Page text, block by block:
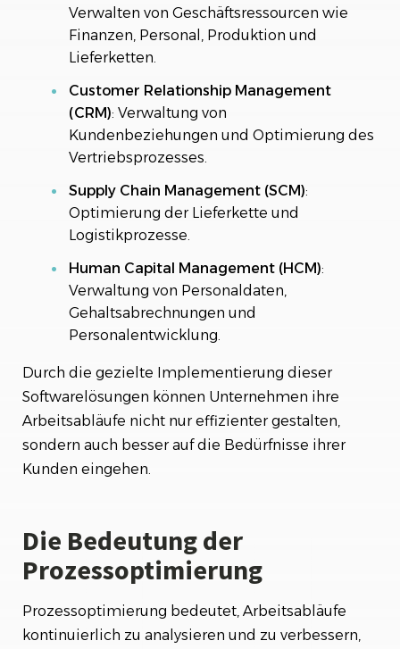
Verwalten von Geschäftsressourcen wie
Finanzen, Personal, Produktion und
Lieferketten.
Customer Relationship Management
(CRM): Verwaltung von
Kundenbeziehungen und Optimierung des
Vertriebsprozesses.
Supply Chain Management (SCM):
Optimierung der Lieferkette und
Logistikprozesse.
Human Capital Management (HCM):
Verwaltung von Personaldaten,
Gehaltsabrechnungen und
Personalentwicklung.
Durch die gezielte Implementierung dieser
Softwarelösungen können Unternehmen ihre
Arbeitsabläufe nicht nur effizienter gestalten,
sondern auch besser auf die Bedürfnisse ihrer
Kunden eingehen.
Die Bedeutung der
Prozessoptimierung
Prozessoptimierung bedeutet, Arbeitsabläufe
kontinuierlich zu analysieren und zu verbessern,